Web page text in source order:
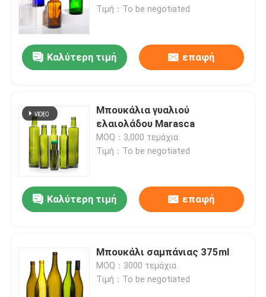
Γύρος εργοστασίων
Ποιοτικός έλεγχος
επαφή
Ζητήστε ένα απόσπασμα
Γυάλινα μπουκάλια
Κύπελλα από γυαλί
Τιμή：To be negotiated
Καλύτερη τιμή επαφή
Μπουκάλια γυαλιού
ελαιολάδου Marasca
MOQ：3,000 τεμάχια
Τιμή：To be negotiated
Καλύτερη τιμή επαφή
Μπουκάλι σαμπάνιας 375ml
MOQ：3000 τεμάχια
Τιμή：To be negotiated